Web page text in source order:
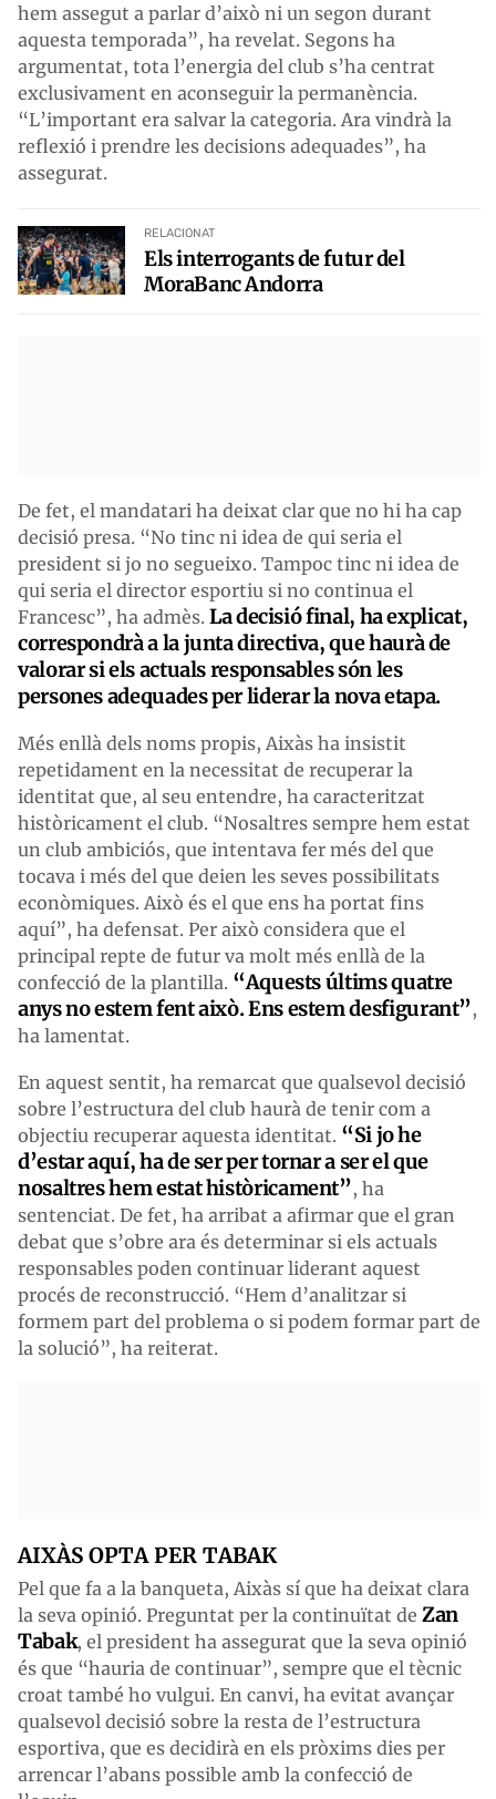
hem assegut a parlar d’això ni un segon durant
aquesta temporada”, ha revelat. Segons ha
argumentat, tota l’energia del club s’ha centrat
exclusivament en aconseguir la permanència.
“L’important era salvar la categoria. Ara vindrà la
reflexió i prendre les decisions adequades”, ha
assegurat.
RELACIONAT
Els interrogants de futur del
MoraBanc Andorra
De fet, el mandatari ha deixat clar que no hi ha cap
decisió presa. “No tinc ni idea de qui seria el
president si jo no segueixo. Tampoc tinc ni idea de
qui seria el director esportiu si no continua el
Francesc”, ha admès. La decisió final, ha explicat,
correspondrà a la junta directiva, que haurà de
valorar si els actuals responsables són les
persones adequades per liderar la nova etapa.
Més enllà dels noms propis, Aixàs ha insistit
repetidament en la necessitat de recuperar la
identitat que, al seu entendre, ha caracteritzat
històricament el club. “Nosaltres sempre hem estat
un club ambiciós, que intentava fer més del que
tocava i més del que deien les seves possibilitats
econòmiques. Això és el que ens ha portat fins
aquí”, ha defensat. Per això considera que el
principal repte de futur va molt més enllà de la
confecció de la plantilla. “Aquests últims quatre
anys no estem fent això. Ens estem desfigurant”,
ha lamentat.
En aquest sentit, ha remarcat que qualsevol decisió
sobre l’estructura del club haurà de tenir com a
objectiu recuperar aquesta identitat. “Si jo he
d’estar aquí, ha de ser per tornar a ser el que
nosaltres hem estat històricament”, ha
sentenciat. De fet, ha arribat a afirmar que el gran
debat que s’obre ara és determinar si els actuals
responsables poden continuar liderant aquest
procés de reconstrucció. “Hem d’analitzar si
formem part del problema o si podem formar part de
la solució”, ha reiterat.
AIXÀS OPTA PER TABAK
Pel que fa a la banqueta, Aixàs sí que ha deixat clara
la seva opinió. Preguntat per la continuïtat de Zan
Tabak, el president ha assegurat que la seva opinió
és que “hauria de continuar”, sempre que el tècnic
croat també ho vulgui. En canvi, ha evitat avançar
qualsevol decisió sobre la resta de l’estructura
esportiva, que es decidirà en els pròxims dies per
arrencar l’abans possible amb la confecció de